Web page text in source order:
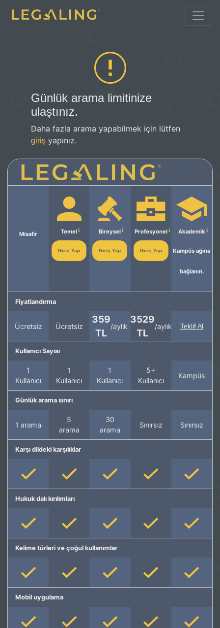
Günlük arama limitinize
ulaştınız.
Daha fazla arama yapabilmek için lütfen
giriş yapınız.
Misafir Temel
Giriş Yap
Bireysel
Giriş Yap
Profesyonel
Giriş Yap
Akademik
Kampüs ağına
bağlanın.
Fiyatlandırma
Ücretsiz Ücretsiz
359
TL
/aylık
3529
TL
/aylık Teklif Al
Kullanıcı Sayısı
1
Kullanıcı
1
Kullanıcı
1
Kullanıcı
5+
Kullanıcı
Kampüs
Günlük arama sınırı
1 arama
5
arama
30
arama
Sınırsız Sınırsız
Karşı dildeki karşılıklar
Hukuk dalı kırılımları
Kelime türleri ve çoğul kullanımlar
Mobil uygulama